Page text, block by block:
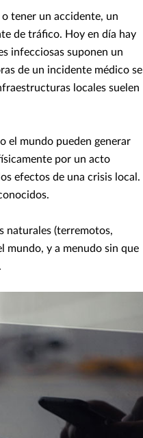
tener un accidente, un
de tráfico. Hoy en día hay
infecciosas suponen un
de un incidente médico se
locales suelen
el mundo pueden generar
por un acto
efectos de una crisis local.
naturales (terremotos,
mundo, y a menudo sin que